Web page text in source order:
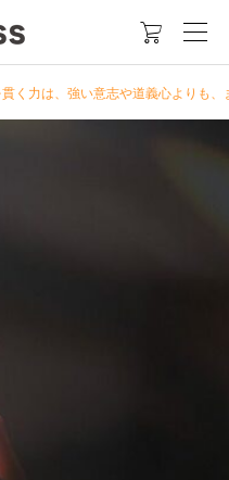

く力は、強い意志や道義心よりも